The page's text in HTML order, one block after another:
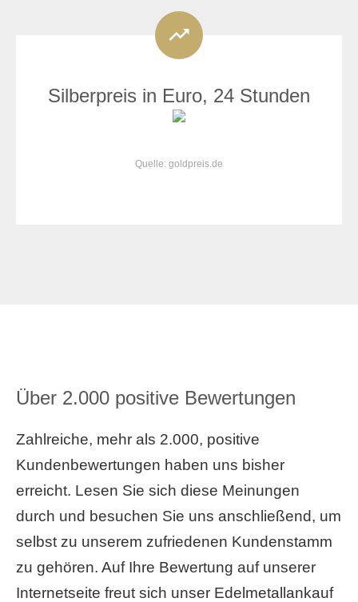
Silberpreis in Euro, 24 Stunden
Quelle: goldpreis.de
Über 2.000 positive Bewertungen
Zahlreiche, mehr als 2.000, positive
Kundenbewertungen haben uns bisher
erreicht. Lesen Sie sich diese Meinungen
durch und besuchen Sie uns anschließend, um
selbst zu unserem zufriedenen Kundenstamm
zu gehören. Auf Ihre Bewertung auf unserer
Internetseite freut sich unser Edelmetallankauf